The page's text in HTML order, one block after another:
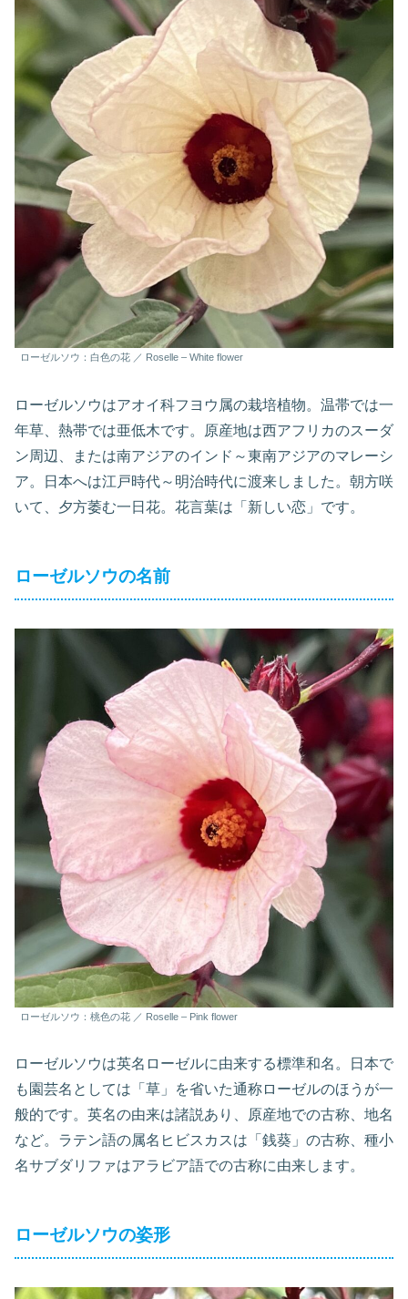
ローゼルソウ：白色の花 ／ Roselle – White flower
ローゼルソウはアオイ科フヨウ属の栽培植物。温帯では一
年草、熱帯では亜低木です。原産地は西アフリカのスーダ
ン周辺、または南アジアのインド～東南アジアのマレーシ
ア。日本へは江戸時代～明治時代に渡来しました。朝方咲
いて、夕方萎む一日花。花言葉は「新しい恋」です。
ローゼルソウの名前
ローゼルソウ：桃色の花 ／ Roselle – Pink flower
ローゼルソウは英名ローゼルに由来する標準和名。日本で
も園芸名としては「草」を省いた通称ローゼルのほうが一
般的です。英名の由来は諸説あり、原産地での古称、地名
など。ラテン語の属名ヒビスカスは「銭葵」の古称、種小
名サブダリファはアラビア語での古称に由来します。
ローゼルソウの姿形